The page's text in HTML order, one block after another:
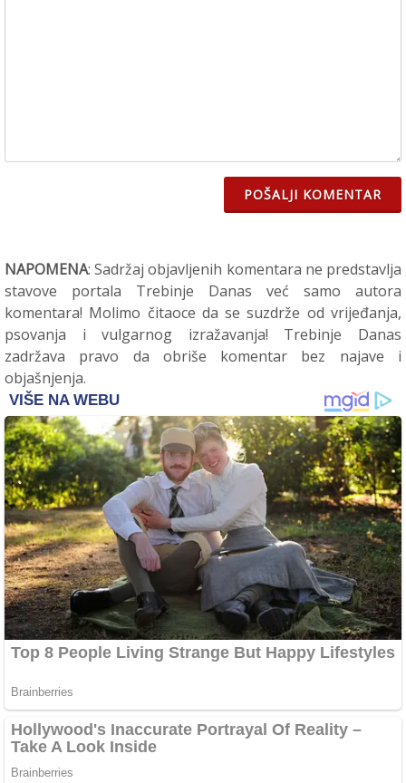
POŠALJI KOMENTAR
NAPOMENA: Sadržaj objavljenih komentara ne predstavlja
stavove portala Trebinje Danas već samo autora
komentara! Molimo čitaoce da se suzdrže od vrijeđanja,
psovanja i vulgarnog izražavanja! Trebinje Danas
zadržava pravo da obriše komentar bez najave i
objašnjenja.